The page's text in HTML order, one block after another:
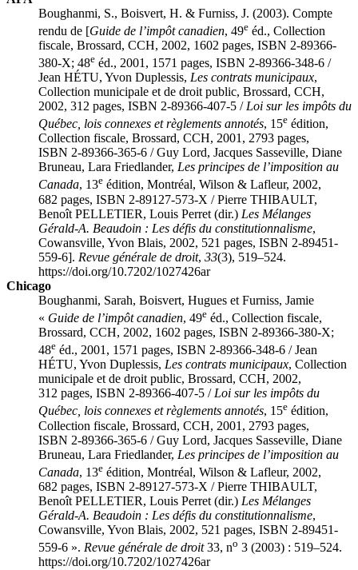
Boughanmi, S., Boisvert, H. & Furniss, J. (2003). Compte
rendu de [Guide de l’impôt canadien, 49e éd., Collection
fiscale, Brossard, CCH, 2002, 1602 pages, ISBN 2-89366-
380-X; 48e éd., 2001, 1571 pages, ISBN 2-89366-348-6 /
Jean HÉTU, Yvon Duplessis, Les contrats municipaux,
Collection municipale et de droit public, Brossard, CCH,
2002, 312 pages, ISBN 2-89366-407-5 / Loi sur les impôts du
Québec, lois connexes et règlements annotés, 15e édition,
Collection fiscale, Brossard, CCH, 2001, 2793 pages,
ISBN 2-89366-365-6 / Guy Lord, Jacques Sasseville, Diane
Bruneau, Lara Friedlander, Les principes de l’imposition au
Canada, 13e édition, Montréal, Wilson & Lafleur, 2002,
682 pages, ISBN 2-89127-573-X / Pierre THIBAULT,
Benoît PELLETIER, Louis Perret (dir.) Les Mélanges
Gérald-A. Beaudoin : Les défis du constitutionnalisme,
Cowansville, Yvon Blais, 2002, 521 pages, ISBN 2-89451-
559-6]. Revue générale de droit, 33(3), 519–524.
https://doi.org/10.7202/1027426ar
Chicago
Boughanmi, Sarah, Boisvert, Hugues et Furniss, Jamie
« Guide de l’impôt canadien, 49e éd., Collection fiscale,
Brossard, CCH, 2002, 1602 pages, ISBN 2-89366-380-X;
48e éd., 2001, 1571 pages, ISBN 2-89366-348-6 / Jean
HÉTU, Yvon Duplessis, Les contrats municipaux, Collection
municipale et de droit public, Brossard, CCH, 2002,
312 pages, ISBN 2-89366-407-5 /Loi sur les impôts du
Québec, lois connexes et règlements annotés, 15e édition,
Collection fiscale, Brossard, CCH, 2001, 2793 pages,
ISBN 2-89366-365-6 / Guy Lord, Jacques Sasseville, Diane
Bruneau, Lara Friedlander, Les principes de l’imposition au
Canada, 13e édition, Montréal, Wilson & Lafleur, 2002,
682 pages, ISBN 2-89127-573-X / Pierre THIBAULT,
Benoît PELLETIER, Louis Perret (dir.) Les Mélanges
Gérald-A. Beaudoin : Les défis du constitutionnalisme,
Cowansville, Yvon Blais, 2002, 521 pages, ISBN 2-89451-
559-6 ». Revue générale de droit33, no 3 (2003) : 519–524.
https://doi.org/10.7202/1027426ar